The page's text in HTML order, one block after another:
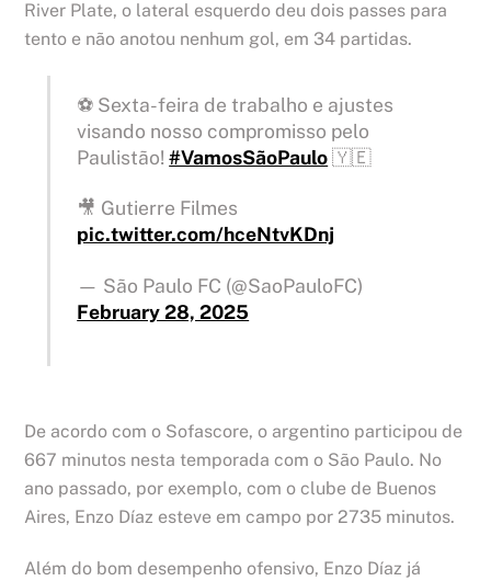
River Plate, o lateral esquerdo deu dois passes para
tento e não anotou nenhum gol, em 34 partidas.
⚽️ Sexta-feira de trabalho e ajustes
visando nosso compromisso pelo
Paulistão!#VamosSãoPaulo🇾🇪
🎥 Gutierre Filmes
pic.twitter.com/hceNtvKDnj
— São Paulo FC (@SaoPauloFC)
February 28, 2025
De acordo com o Sofascore, o argentino participou de
667 minutos nesta temporada com o São Paulo. No
ano passado, por exemplo, com o clube de Buenos
Aires, Enzo Díaz esteve em campo por 2735 minutos.
Além do bom desempenho ofensivo, Enzo Díaz já